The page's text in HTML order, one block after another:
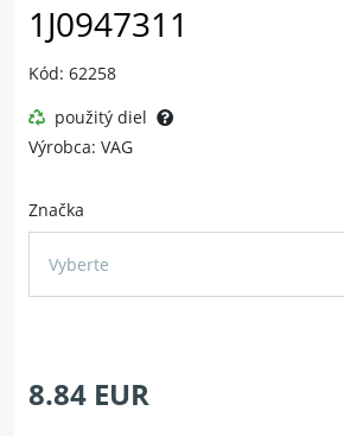
1J0947311
Kód: 62258
použitý diel
Výrobca: VAG
Značka
Vyberte
8.84 EUR